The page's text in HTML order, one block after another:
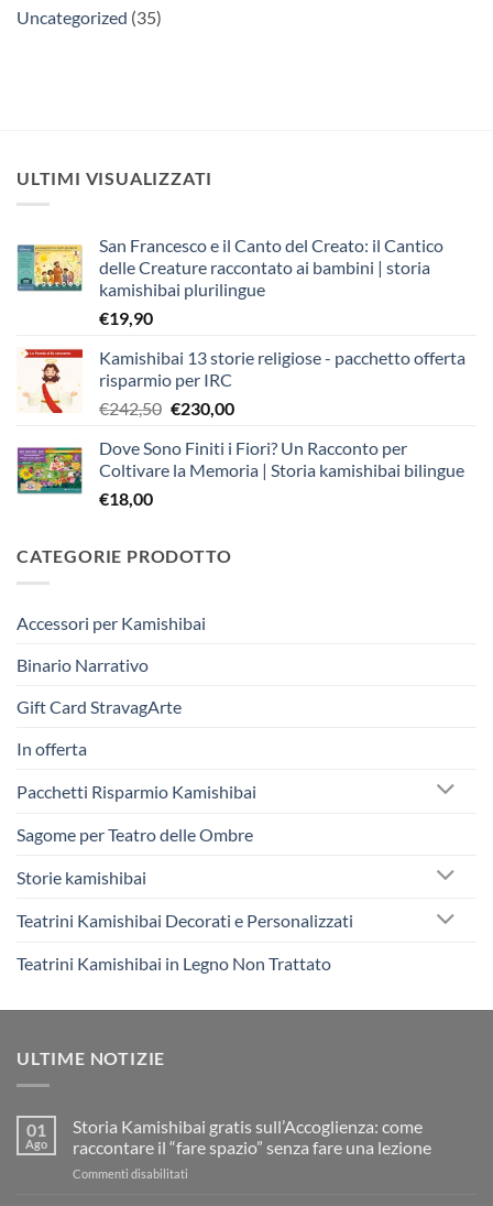
Uncategorized (35)
ULTIMI VISUALIZZATI
San Francesco e il Canto del Creato: il Cantico
delle Creature raccontato ai bambini | storia
kamishibai plurilingue
€19,90
Kamishibai 13 storie religiose - pacchetto offerta
risparmio per IRC
€242,50 Il
originale
era:
€230,00Il
attuale
è:
Dove Sono Finiti i Fiori? Un Racconto per
Coltivare la Memoria | Storia kamishibai bilingue
€18,00
CATEGORIE PRODOTTO
Accessori per Kamishibai
Binario Narrativo
Gift Card StravagArte
In offerta
Pacchetti Risparmio Kamishibai
Sagome per Teatro delle Ombre
Storie kamishibai
Teatrini Kamishibai Decorati e Personalizzati
Teatrini Kamishibai in Legno Non Trattato
ULTIME NOTIZIE
01
Ago
Storia Kamishibai gratis sull’Accoglienza: come
raccontare il “fare spazio” senza fare una lezione
Commenti disabilitati